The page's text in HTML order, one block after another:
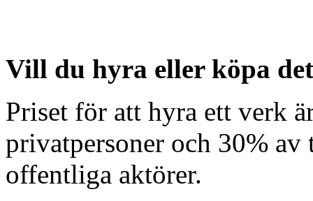
Vill du hyra eller köpa
Priset för att hyra ett verk
privatpersoner och 30%
offentliga aktörer.